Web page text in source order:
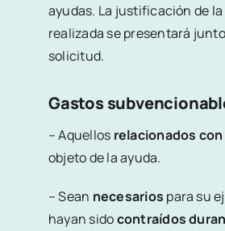
ayudas. La justificación de
realizada se presentará
solicitud.
Gastos
– Aquellos relacionados
objeto de la ayuda.
– Sean necesarios para su
hayan sidocontraídos